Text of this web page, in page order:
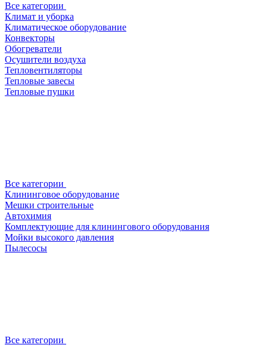
Все категории
Климат и уборка
Климатическое оборудование
Конвекторы
Обогреватели
Осушители воздуха
Тепловентиляторы
Тепловые завесы
Тепловые пушки
Все категории
Клининговое оборудование
Мешки строительные
Автохимия
Комплектующие для клинингового оборудования
Мойки высокого давления
Пылесосы
Все категории